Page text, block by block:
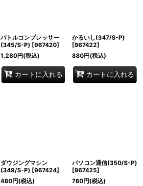
バトルコンプレッサー
(345/S-P) [967420]
1,280円(税込)
カートに入れる
かるいし(347/S-P)
[967422]
880円(税込)
カートに入れる
ダウジングマシン
(349/S-P) [967424]
480円(税込)
パソコン通信(350/S-P)
[967425]
780円(税込)